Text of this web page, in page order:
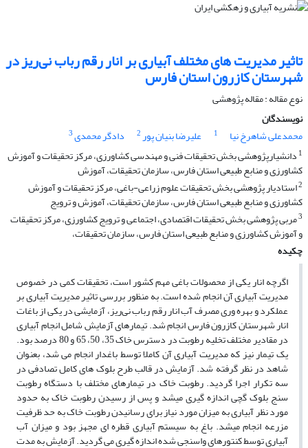
تاثیر مدیریت های مختلف آبیاری بر انار رقم رباب نی‌ریز در
شهرستان کازرون استان فارس
نوع مقاله : مقاله پژوهشی
نویسندگان
محمدعلی شاهرخ نیا
1 علیرضا بنیان پور2 دادگر محمدی3
1 دانشیارپژوهشی بخش تحقیقات فنی و مهندسی کشاورزی، مرکز تحقیقات و آموزش
کشاورزی و منابع طبیعی استان فارس، سازمان تحقیقات، آموزش
2استادیار پژوهشی بخش تحقیقات علوم زراعی-باغی، مرکز تحقیقات و آموزش
کشاورزی و منابع طبیعی استان فارس، سازمان تحقیقات، آموزش و ترویج
3مربی پژوهشی بخش تحقیقات اقتصادی، اجتماعی و ترویج کشاورزی، مرکز تحقیقات
و آموزش کشاورزی و منابع طبیعی استان فارس، سازمان تحقیقات،
چکیده
اگرچه انار یکی از محصولات باغی مهم کشور است، تحقیقات کمی در خصوص
مدیریت آبیاری آن انجام شده است. به منظور بررسی تاثیر مدیریت آبیاری بر
عملکرد و بهره وری مصرف آب انار رقم رباب نی‌ریز، آزمایشی در یکی از باغات
انار شهرستان کازرون فارس انجام شد. تیمارهای آزمایش شامل انجام آبیاری
در مقادیر مختلف تخلیه رطوبت در دسترس خاک 35، 50، 65 و 80 درصد بود.
یک تیمار نیز که مدیریت آبیاری آن کاملا توسط باغدار انجام می شد، بعنوان
شاهد در نظر گرفته شد. آزمایش در قالب طرح بلوک های کامل تصادفی در
سه تکرار اجرا گردید. رطوبت خاک در تیمارهای مختلف با دستگاه رطوبت
سنج بلوک گچی اندازه گیری میشد و پس از رسیدن رطوبت خاک به حدود
مورد نظر آبیاری به میزان مورد نیاز برای رسانیدن رطوبت خاک به حد ظرفیت
مزرعه انجام میشد. باغ به سیستم آبیاری قطره ای مجهز بود و میزان آب
آبیاری توسط کنتورهای واسنجی شده اندازه گیری می گردید. آزمایش به مدت